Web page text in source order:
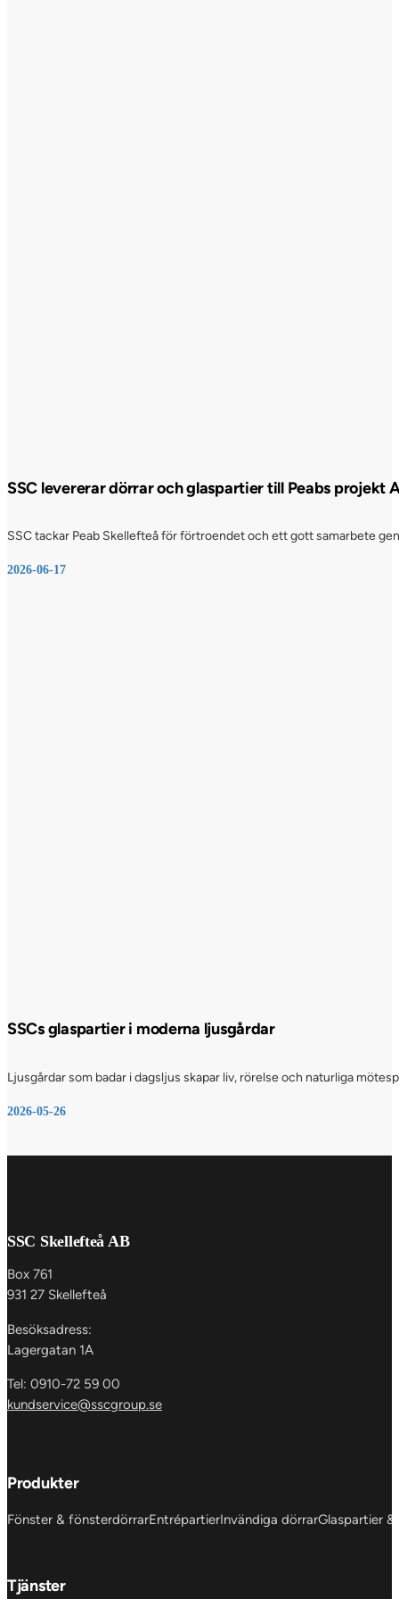
SSC levererar dörrar och glaspartier till Peabs projekt
SSC tackar Peab Skellefteå för förtroendet och ett gott samarbete
2026-06-17
SSCs glaspartier i moderna ljusgårdar
Ljusgårdar som badar i dagsljus skapar liv, rörelse och naturliga
2026-05-26
SSC Skellefteå AB
Box 761
931 27 Skellefteå
Besöksadress:
Lagergatan 1A
Tel: 0910-72 59 00
kundservice@sscgroup.se
Produkter
Fönster & fönsterdörrarEntrépartierInvändiga dörrarGlaspartier
Tjänster